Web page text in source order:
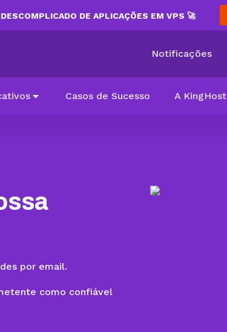
DE APLICAÇÕES EM VPS 🚀
Notificações
Casos de Sucesso A KingHost
por email.
como confiável